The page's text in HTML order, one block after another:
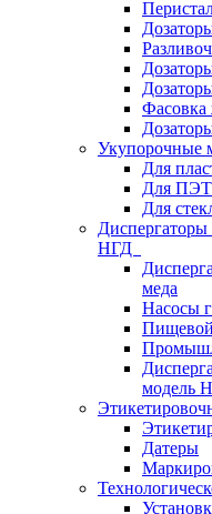
Фасовка
Укупорочные
Для
Для ПЭТ
Для
НГД
меда
Насосы
Пищевой
модель
Датеры